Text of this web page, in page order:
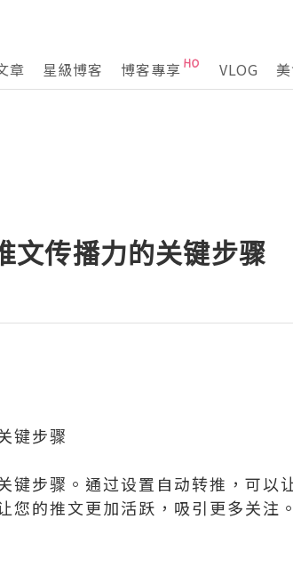
章 星級博客 博客專享 VLOG
文传播力的关键步骤
键步骤
键步骤。通过设置自动转推，可以
您的推文更加活跃，吸引更多关注